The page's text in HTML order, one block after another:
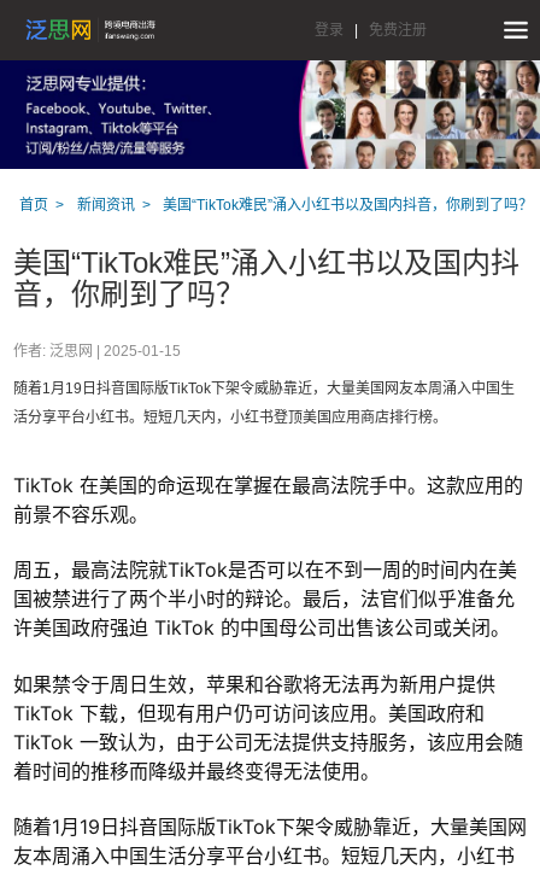
登录 免费注册
首页 新闻资讯 美国“TikTok难民”涌入小红书以及国内抖音，你刷到了吗？
美国“TikTok难民”涌入小红书以及国内抖
音，你刷到了吗？
作者: 泛思网 | 2025-01-15
随着1月19日抖音国际版TikTok下架令威胁靠近，大量美国网友本周涌入中国生
活分享平台小红书。短短几天内，小红书登顶美国应用商店排行榜。
TikTok 在美国的命运现在掌握在最高法院手中。这款应用的
前景不容乐观。
周五，最高法院就TikTok是否可以在不到一周的时间内在美
国被禁进行了两个半小时的辩论。最后，法官们似乎准备允
许美国政府强迫 TikTok 的中国母公司出售该公司或关闭。
如果禁令于周日生效，苹果和谷歌将无法再为新用户提供
TikTok 下载，但现有用户仍可访问该应用。美国政府和
TikTok 一致认为，由于公司无法提供支持服务，该应用会随
着时间的推移而降级并最终变得无法使用。
随着1月19日抖音国际版TikTok下架令威胁靠近，大量美国网
友本周涌入中国生活分享平台小红书。短短几天内，小红书